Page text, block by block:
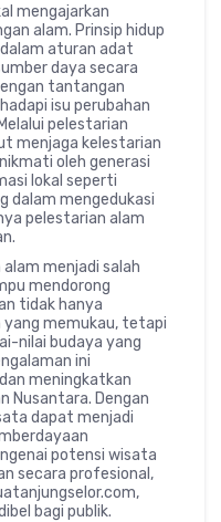
mengajarkan
alam. Prinsip hidup
aturan adat
daya secara
tantangan
isu perubahan
pelestarian
menjaga kelestarian
oleh generasi
lokal seperti
dalam mengedukasi
pelestarian alam
menjadi salah
mendorong
tidak hanya
yang memukau, tetapi
nilai budaya yang
ini
meningkatkan
Nusantara. Dengan
dapat menjadi
potensi wisata
secara profesional,
bagi publik.